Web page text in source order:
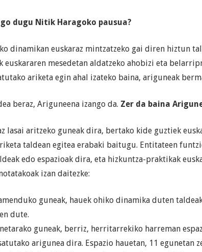
dugu Nitik Haragoko pausua?
dinamikan euskaraz mintzatzeko gai diren hiztun
euskararen mesedetan aldatzeko ahobizi eta
ariketa egin ahal izateko baina, ariguneak
beraz, Ariguneena izango da. Zer da baina
lasai aritzeko guneak dira, bertako kide guztiek
taldean egitea erabaki baitugu. Entitateen
edo espazioak dira, eta hizkuntza-praktikak
izan daitezke:
guneak, hauek ohiko dinamika duten
dute.
guneak, berriz, herritarrekiko harreman
arigunea dira. Espazio hauetan, 11 egunetan